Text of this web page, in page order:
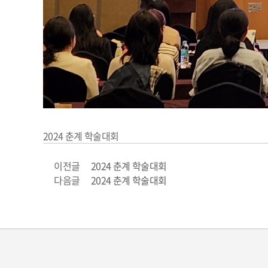
2024 춘계 학술대회
이전글
2024 춘계 학술대회
다음글
2024 춘계 학술대회